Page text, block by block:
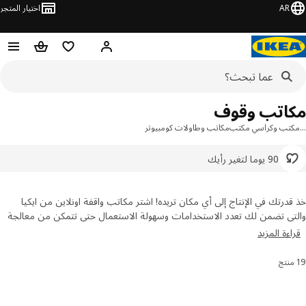
AR اختيار المتجر
مرحباً! تسجيل الدخول أو
قائمة التسوقسلة التسوق
وكراسي مكتبمكاتب وطاولات كومبيوتر
90 يوما لتغير رأيك
وقوف
في الإنتاج إلى أي مكان تريده! اشتر مكاتب واقفة اونلاين من ايكيا
تضمن لك تعدد الاستخدامات وسهولة الاستعمال حتى تتمكن من معالجة
في العمل أو المدرسة بسهولة. تصفح مجموعتنا من المكاتب الواقفةالمزيد
والتصفية